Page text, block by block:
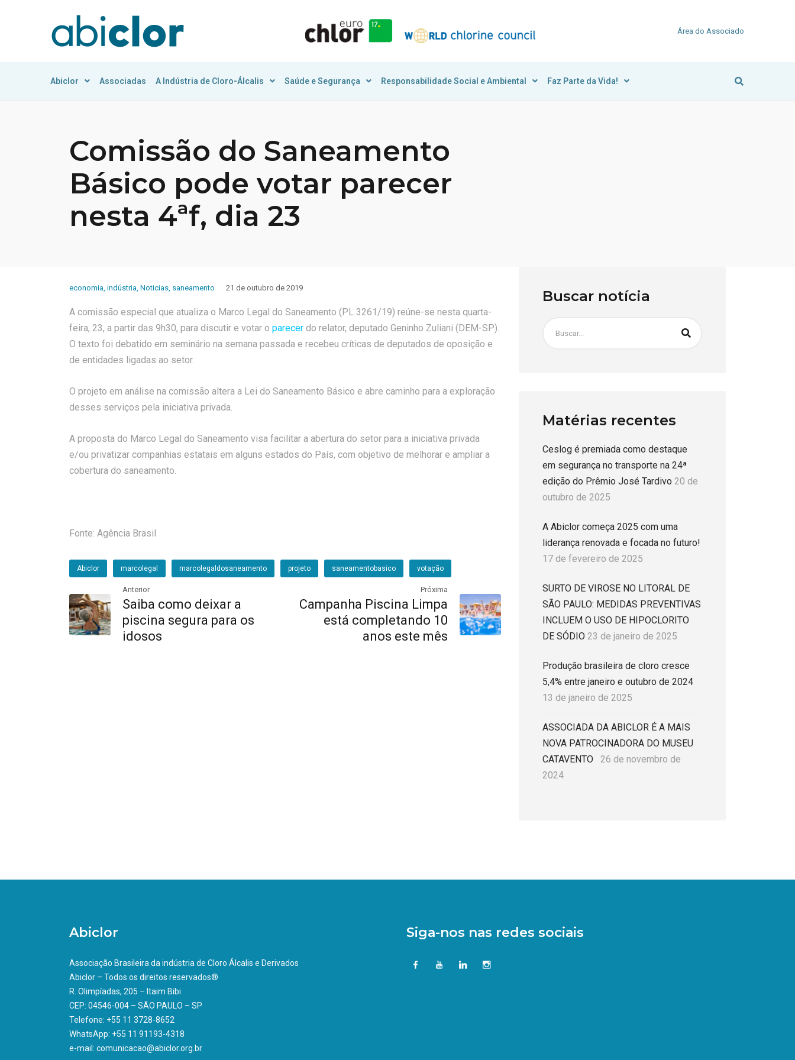
Área do Associado
Abiclor Associadas A Indústria de Cloro-Álcalis Saúde e Segurança Responsabilidade Social e Ambiental Faz Parte da Vida!
Comissão do Saneamento
Básico pode votar parecer
nesta 4ªf, dia 23
economia, indústria, Noticias, saneamento 21 de outubro de 2019
A comissão especial que atualiza o Marco Legal do Saneamento (PL 3261/19) reúne-se nesta quarta-
feira, 23, a partir das 9h30, para discutir e votar o parecer do relator, deputado Geninho Zuliani (DEM-SP).
O texto foi debatido em seminário na semana passada e recebeu críticas de deputados de oposição e
de entidades ligadas ao setor.
O projeto em análise na comissão altera a Lei do Saneamento Básico e abre caminho para a exploração
desses serviços pela iniciativa privada.
A proposta do Marco Legal do Saneamento visa facilitar a abertura do setor para a iniciativa privada
e/ou privatizar companhias estatais em alguns estados do País, com objetivo de melhorar e ampliar a
cobertura do saneamento.
Fonte: Agência Brasil
Abiclor marcolegal marcolegaldosaneamento projeto saneamentobasico votação
Anterior
Saiba como deixar a
piscina segura para os
idosos
Próxima
Campanha Piscina Limpa
está completando 10
anos este mês
Buscar notícia
Matérias recentes
Ceslog é premiada como destaque
em segurança no transporte na 24ª
edição do Prêmio José Tardivo 20 de
outubro de 2025
A Abiclor começa 2025 com uma
liderança renovada e focada no futuro!
17 de fevereiro de 2025
SURTO DE VIROSE NO LITORAL DE
SÃO PAULO: MEDIDAS PREVENTIVAS
INCLUEM O USO DE HIPOCLORITO
DE SÓDIO 23 de janeiro de 2025
Produção brasileira de cloro cresce
5,4% entre janeiro e outubro de 2024
13 de janeiro de 2025
ASSOCIADA DA ABICLOR É A MAIS
NOVA PATROCINADORA DO MUSEU
CATAVENTO
26 de novembro de
2024
Abiclor
Associação Brasileira da indústria de Cloro Álcalis e Derivados
Abiclor – Todos os direitos reservados®
R. Olimpíadas, 205 – Itaim Bibi
CEP: 04546-004 – SÃO PAULO – SP
Telefone: +55 11 3728-8652
WhatsApp: +55 11 91193-4318
e-mail: comunicacao@abiclor.org.br
Siga-nos nas redes sociais